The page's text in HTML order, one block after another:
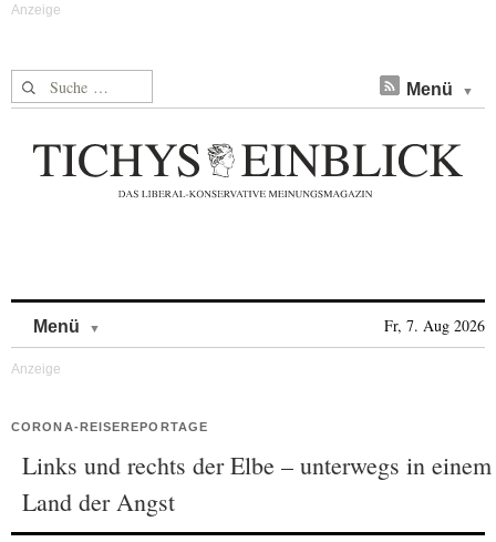
Suche nach: Menü
Menü Fr, 7. Aug 2026
CORONA-REISEREPORTAGE
Links und rechts der Elbe – unterwegs in einem
Land der Angst